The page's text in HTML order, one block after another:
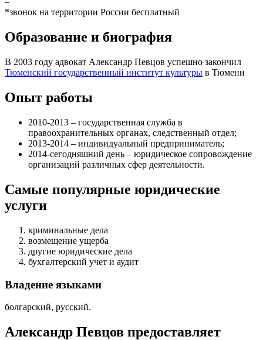
*звонок на территории России бесплатный
Образование и биография
В 2003 году адвокат Александр Певцов успешно закончил
Тюменский государственный институт культуры в Тюмени
Опыт работы
2010-2013 – государственная служба в
правоохранительных органах, следственный отдел;
2013-2014 – индивидуальный предприниматель;
2014-сегодняшний день – юридическое сопровождение
организаций различных сфер деятельности.
Самые популярные юридические
услуги
криминальные дела
возмещение ущерба
другие юридические дела
бухгалтерский учет и аудит
Владение языками
болгарский, русский.
Александр Певцов предоставляет